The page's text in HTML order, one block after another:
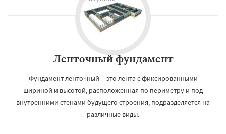
Ленточный фундамент
Фундамент ленточный – это лента с фиксированными
шириной и высотой, расположенная по периметру и под
внутренними стенами будущего строения, подразделяется на
различные виды.